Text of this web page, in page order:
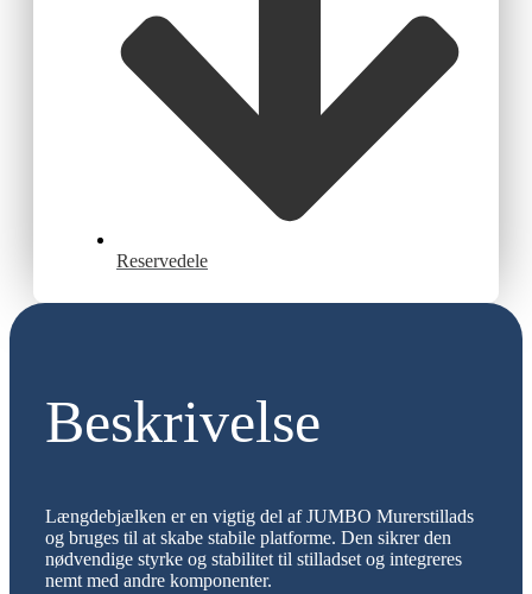
Reservedele
Beskrivelse
Længdebjælken er en vigtig del af JUMBO Murerstillads
og bruges til at skabe stabile platforme. Den sikrer den
nødvendige styrke og stabilitet til stilladset og integreres
nemt med andre komponenter.